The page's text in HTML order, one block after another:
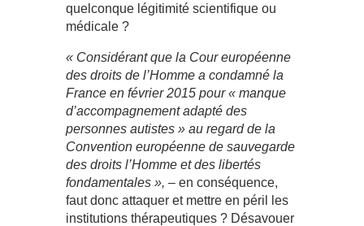
quelconque légitimité scientifique ou
médicale ?
« Considérant que la Cour européenne
des droits de l’Homme a condamné la
France en février 2015 pour « manque
d’accompagnement adapté des
personnes autistes » au regard de la
Convention européenne de sauvegarde
des droits l’Homme et des libertés
fondamentales », – en conséquence,
faut donc attaquer et mettre en péril les
institutions thérapeutiques ? Désavouer